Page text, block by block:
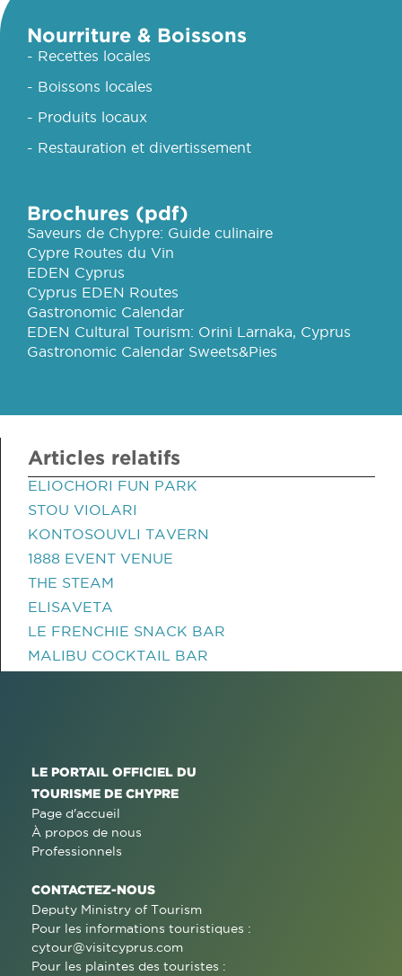
Nourriture & Boissons
- Recettes locales
- Boissons locales
- Produits locaux
- Restauration et divertissement
Brochures (pdf)
Saveurs de Chypre: Guide culinaire
Cypre Routes du Vin
EDEN Cyprus
Cyprus EDEN Routes
Gastronomic Calendar
EDEN Cultural Tourism: Orini Larnaka, Cyprus
Gastronomic Calendar Sweets&Pies
Articles relatifs
ELIOCHORI FUN PARK
STOU VIOLARI
KONTOSOUVLI TAVERN
1888 EVENT VENUE
THE STEAM
ELISAVETA
LE FRENCHIE SNACK BAR
MALIBU COCKTAIL BAR
LE PORTAIL OFFICIEL DU
TOURISME DE CHYPRE
Page d'accueil
À propos de nous
Professionnels
CONTACTEZ-NOUS
Deputy Ministry of Tourism
Pour les informations touristiques :
cytour@visitcyprus.com
Pour les plaintes des touristes :